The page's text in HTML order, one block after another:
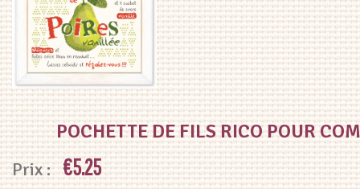
POCHETTE DE FILS RICO POUR
€5.25